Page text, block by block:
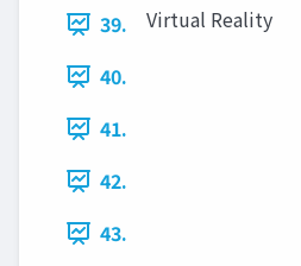
39.
Virtual Reality
40.
41.
42.
43.